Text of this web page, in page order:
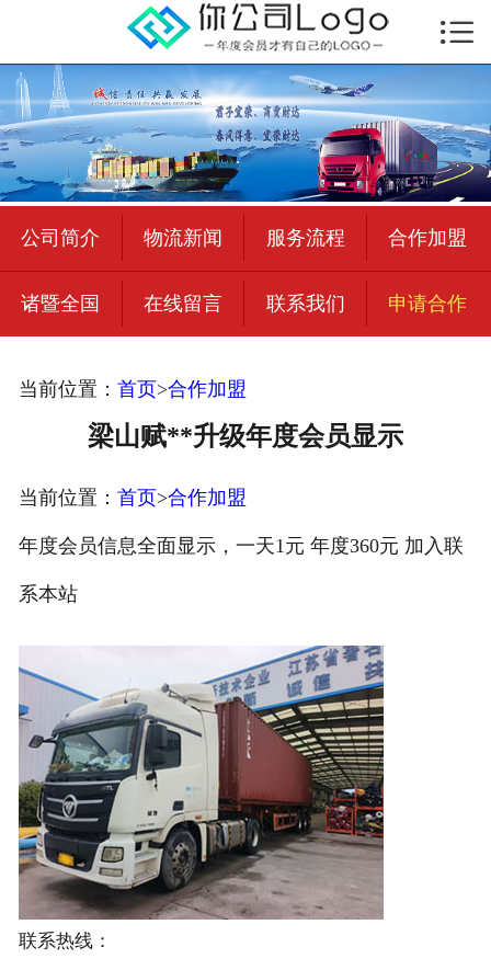
 首页
公司简介
物流新闻
绍兴至全国
合作加盟
宜荣智联

公司简介 物流新闻 服务流程 合作加盟
诸暨全国 在线留言 联系我们 申请合作
当前位置： 首页>合作加盟
梁山赋**升级年度会员显示
当前位置： 首页>合作加盟
年度会员信息全面显示，一天1元 年度360元 加入联
系本站
联系热线：